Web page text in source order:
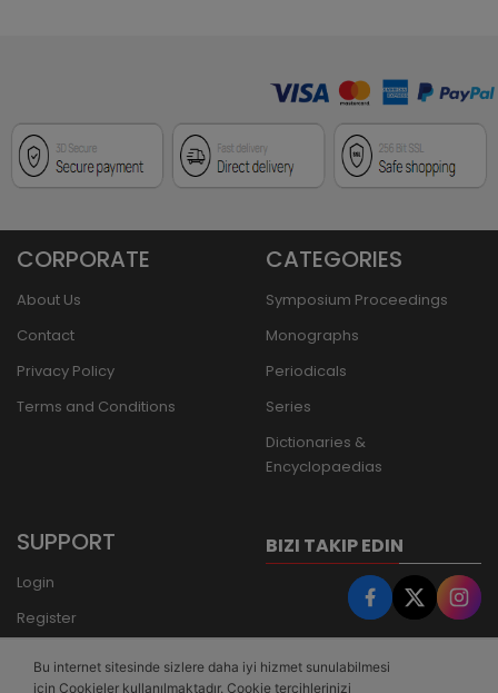
CORPORATE
About Us
Contact
Privacy Policy
Terms and Conditions
CATEGORIES
Symposium Proceedings
Monographs
Periodicals
Series
Dictionaries &
Encyclopaedias
SUPPORT
Login
Register
BIZI TAKIP EDIN
Bu internet sitesinde sizlere daha iyi hizmet sunulabilmesi
için Cookieler kullanılmaktadır. Cookie tercihlerinizi